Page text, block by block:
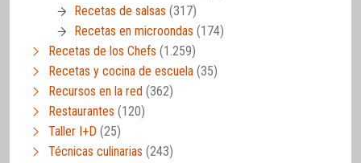
Recetas de salsas (317)
Recetas en microondas (174)
Recetas de los Chefs (1.259)
Recetas y cocina de escuela (35)
Recursos en la red (362)
Restaurantes (120)
Taller I+D (25)
Técnicas culinarias (243)